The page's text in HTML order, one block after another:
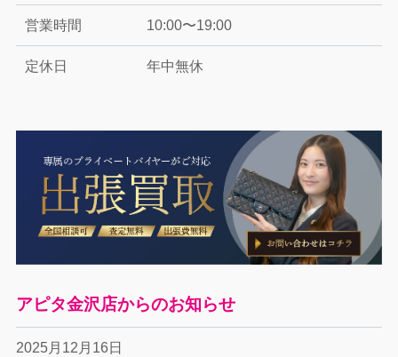
営業時間 10:00〜19:00
定休日 年中無休
アピタ金沢店からのお知らせ
2025月12月16日